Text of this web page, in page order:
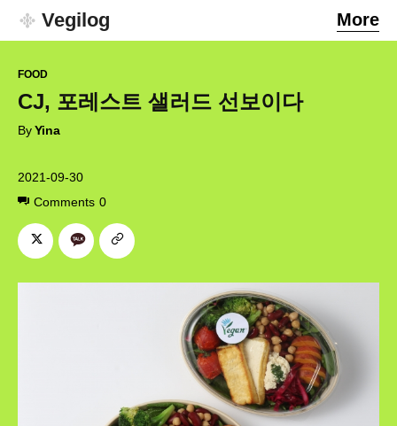
Vegilog More
2021-09-30
Comments 0
FOOD
CJ, 포레스트 샐러드 선보이다
ByYina